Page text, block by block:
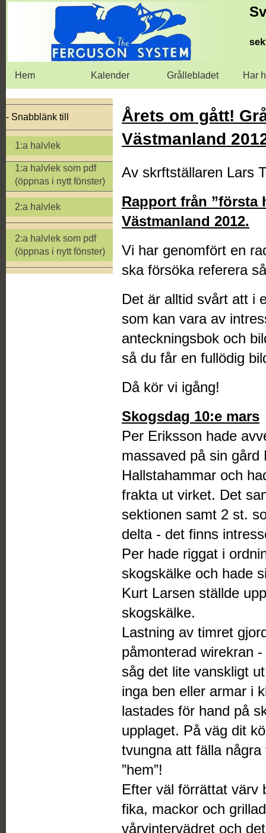
Hem Kalender Grållebladet Har
- Snabblänk till
1:a halvlek
1:a halvlek som pdf
(öppnas i nytt fönster)
2:a halvlek
2:a halvlek som pdf
(öppnas i nytt fönster)
Årets om gått!
Västmanland
Av skrftställaren Lars
Rapport från ”första
Västmanland 2012.
Vi har genomfört en
ska försöka referera
Det är alltid svårt att i
som kan vara av
anteckningsbok och
så du får en fullödig
Då kör vi igång!
Skogsdag 10:e mars
Per Eriksson hade
massaved på sin gård
Hallstahammar och
frakta ut virket. Det
sektionen samt 2 st.
delta - det finns
Per hade riggat i
skogskälke och hade
Kurt Larsen ställde
skogskälke.
Lastning av timret
påmonterad wirekran
såg det lite vanskligt
inga ben eller armar i
lastades för hand på
upplaget. På väg dit
tvungna att fälla
”hem”!
Efter väl förrättat värv
fika, mackor och
vårvintervädret och